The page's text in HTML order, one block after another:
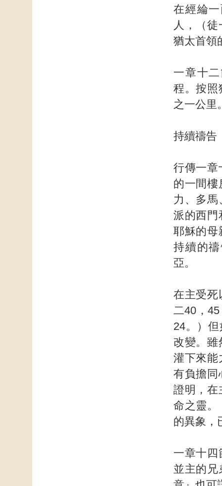
在經綸
人，（
猶太首領
一章十
程。按照
之一公里
持續禱告
行傳一章
的一間樓
力、多
派的西門
耶穌的母
持續的
亞。
在主受死
二40，
24。）
改變。雖
灌下來能
有負擔同
證明，在
命之靈。
的異象，
一章十四
並主的兄